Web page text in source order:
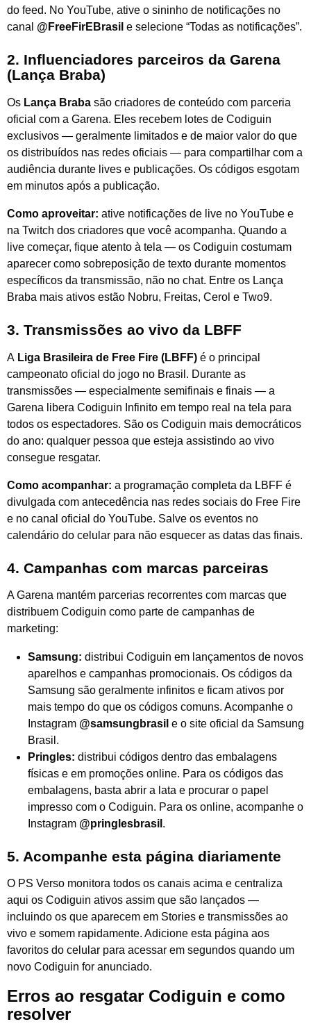
do feed. No YouTube, ative o sininho de notificações no
canal @FreeFirEBrasil e selecione “Todas as notificações”.
2. Influenciadores parceiros da Garena
(Lança Braba)
Os Lança Braba são criadores de conteúdo com parceria
oficial com a Garena. Eles recebem lotes de Codiguin
exclusivos — geralmente limitados e de maior valor do que
os distribuídos nas redes oficiais — para compartilhar com a
audiência durante lives e publicações. Os códigos esgotam
em minutos após a publicação.
Como aproveitar: ative notificações de live no YouTube e
na Twitch dos criadores que você acompanha. Quando a
live começar, fique atento à tela — os Codiguin costumam
aparecer como sobreposição de texto durante momentos
específicos da transmissão, não no chat. Entre os Lança
Braba mais ativos estão Nobru, Freitas, Cerol e Two9.
3. Transmissões ao vivo da LBFF
A Liga Brasileira de Free Fire (LBFF) é o principal
campeonato oficial do jogo no Brasil. Durante as
transmissões — especialmente semifinais e finais — a
Garena libera Codiguin Infinito em tempo real na tela para
todos os espectadores. São os Codiguin mais democráticos
do ano: qualquer pessoa que esteja assistindo ao vivo
consegue resgatar.
Como acompanhar: a programação completa da LBFF é
divulgada com antecedência nas redes sociais do Free Fire
e no canal oficial do YouTube. Salve os eventos no
calendário do celular para não esquecer as datas das finais.
4. Campanhas com marcas parceiras
A Garena mantém parcerias recorrentes com marcas que
distribuem Codiguin como parte de campanhas de
marketing:
Samsung: distribui Codiguin em lançamentos de novos
aparelhos e campanhas promocionais. Os códigos da
Samsung são geralmente infinitos e ficam ativos por
mais tempo do que os códigos comuns. Acompanhe o
Instagram @samsungbrasil e o site oficial da Samsung
Brasil.
Pringles: distribui códigos dentro das embalagens
físicas e em promoções online. Para os códigos das
embalagens, basta abrir a lata e procurar o papel
impresso com o Codiguin. Para os online, acompanhe o
Instagram @pringlesbrasil .
5. Acompanhe esta página diariamente
O PS Verso monitora todos os canais acima e centraliza
aqui os Codiguin ativos assim que são lançados —
incluindo os que aparecem em Stories e transmissões ao
vivo e somem rapidamente. Adicione esta página aos
favoritos do celular para acessar em segundos quando um
novo Codiguin for anunciado.
Erros ao resgatar Codiguin e como
resolver